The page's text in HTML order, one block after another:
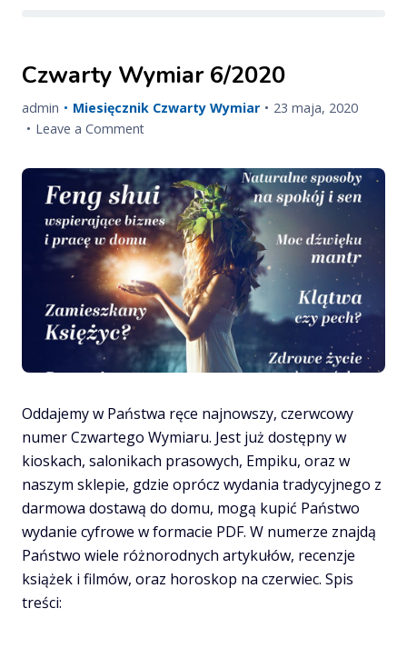
Czwarty Wymiar 6/2020
admin Miesięcznik Czwarty Wymiar
Published
23 maja, 2020
Leave a Commenton
Wymiar
6/2020
Oddajemy w Państwa ręce najnowszy, czerwcowy
numer Czwartego Wymiaru. Jest już dostępny w
kioskach, salonikach prasowych, Empiku, oraz w
naszym sklepie, gdzie oprócz wydania tradycyjnego z
darmowa dostawą do domu, mogą kupić Państwo
wydanie cyfrowe w formacie PDF. W numerze znajdą
Państwo wiele różnorodnych artykułów, recenzje
książek i filmów, oraz horoskop na czerwiec. Spis
treści: